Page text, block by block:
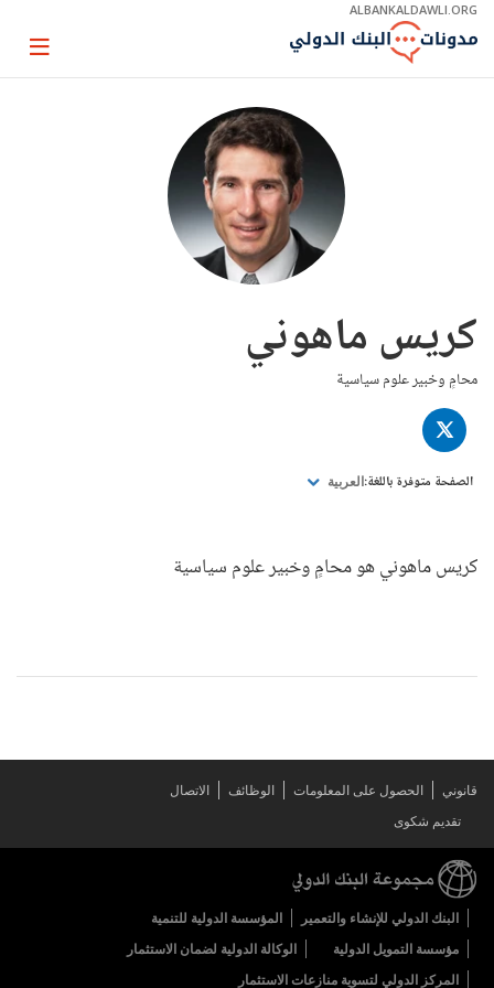
Skip
Main
ALBANKALDAWLI.ORG
Page
كريس ماهوني
محامٍ وخبير علوم سياسية
TWITTER
الصفحة متوفرة باللغة: العربية
كريس ماهوني هو محامٍ وخبير علوم سياسية
قانوني الحصول على المعلومات الوظائف
الاتصال
تقديم شكوى
البنك الدولي للإنشاء والتعمير
المؤسسة الدولية للتنمية
مؤسسة التمويل الدولية
الوكالة الدولية لضمان الاستثمار
المركز الدولي لتسوية منازعات الاستثمار